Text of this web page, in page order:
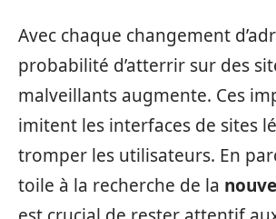
Avec chaque changement
probabilité d’atterrir sur des
malveillants augmente. Ces
imitent les interfaces de sites
tromper les utilisateurs. En
toile à la recherche de la